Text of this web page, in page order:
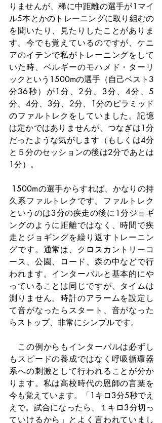
りませんが、稀に中距離の選手が1マイ
ル5本とかのトレーニングに取り組むの
を聞いたり、見たりしたことがありま
す。今でも覚えているのですが、ケニ
アのイテンで私がトレーニングをして
いた時、ベルギーのモハメド・ターリ
ックという1500mの選手（自己ベスト3
分36秒）が1分、2分、3分、4分、5
分、4分、3分、2分、1分のピラミッド
のファルトレクをしていました。記憶
は定かではありませんが、つなぎは1分
だったような気がします（もしくは4分
と５分のセッションの後は2分であとは
1分）。
久系ファルトレクです。ファルトレク
というのは3分の疾走の後に1分ジョギ
ングのように距離ではなく、時間で疾
走とジョギングを繰り返すトレーニン
グです。通常は、クロスカントリーコ
ース、公園、ロード、森の中などで行
われます。インターバルと基本的にや
っていることは同じですが、タイムは
測りません。時計のアラームを設定し
て音がなったらスタート、音がなった
らストップ、非常にシンプルです。
この例からもインターバルは必ずし
もスピードの養成ではなく呼吸循環器
系への刺激として行われることが分か
ります。私は高校時代の恩師の言葉を
今も覚えています。「1キロ3分5秒でえ
えで。試合になったら、１キロ3分切っ
ていけるから」とよく言われていまし